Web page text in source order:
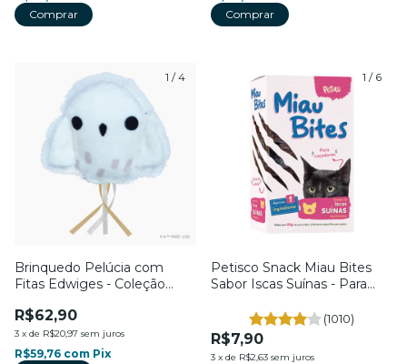
Comprar
1 /4
Brinquedo Pelúcia com
Fitas Edwiges - Coleção
Petiko
R$62,90
3 x de R$20,97 sem juros
R$59,76 com Pix
1 / 6
Petisco Snack Miau Bites
Sabor Iscas Suínas - Para
(1010)
R$7,90
3 x de R$2,63 sem juros